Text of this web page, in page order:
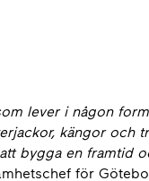
lever i någon
kängor och
bygga en framtid
för